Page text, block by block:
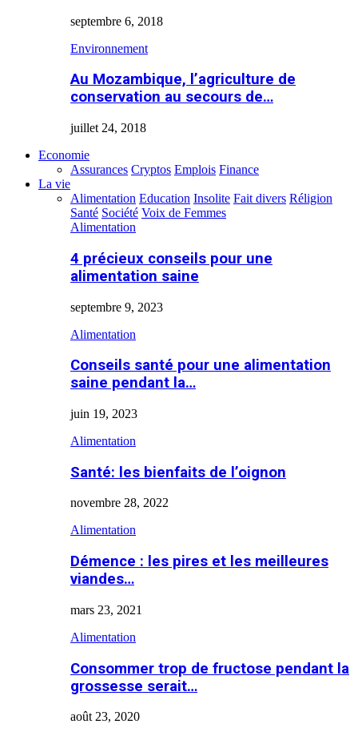
septembre 6, 2018
Environnement
Au Mozambique, l’agriculture de
conservation au secours de…
juillet 24, 2018
Economie
Assurances Cryptos Emplois Finance
La vie
Alimentation Education Insolite Fait divers Réligion
Santé Société Voix de Femmes
Alimentation
4 précieux conseils pour une
alimentation saine
septembre 9, 2023
Alimentation
Conseils santé pour une alimentation
saine pendant la…
juin 19, 2023
Alimentation
Santé: les bienfaits de l’oignon
novembre 28, 2022
Alimentation
Démence : les pires et les meilleures
viandes…
mars 23, 2021
Alimentation
Consommer trop de fructose pendant la
grossesse serait…
août 23, 2020